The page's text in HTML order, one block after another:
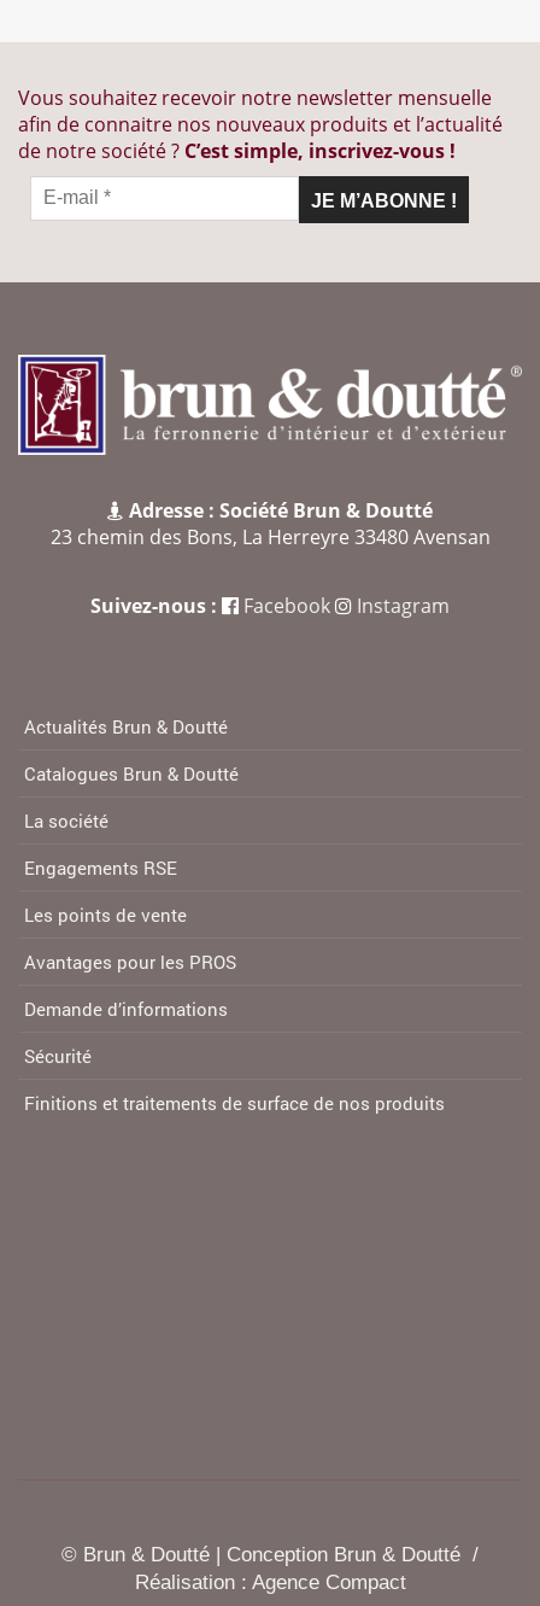
Vous souhaitez recevoir notre newsletter mensuelle
afin de connaitre nos nouveaux produits et l’actualité
de notre société ? C’est simple, inscrivez-vous !
Adresse : Société Brun & Doutté
23 chemin des Bons, La Herreyre 33480 Avensan
Suivez-nous : Facebook Instagram
Actualités Brun & Doutté
Catalogues Brun & Doutté
La société
Engagements RSE
Les points de vente
Avantages pour les PROS
Demande d’informations
Sécurité
Finitions et traitements de surface de nos produits
© Brun & Doutté | Conception Brun & Doutté /
Réalisation : Agence Compact